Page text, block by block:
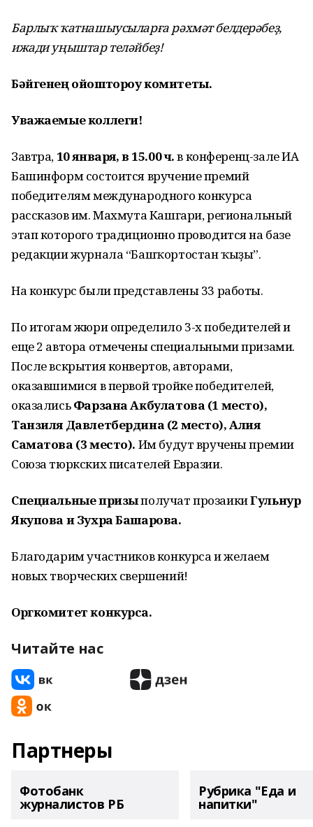
Барлыҡ ҡатнашыусыларға рәхмәт белдерәбеҙ,
ижади уңыштар теләйбеҙ!
Бәйгенең ойоштороу комитеты.
Уважаемые коллеги!
Завтра, 10 января, в 15.00 ч.в конференц-зале ИА
Башинформ состоится вручение премий
победителям международного конкурса
рассказов им. Махмута Кашгари, региональный
этап которого традиционно проводится на базе
редакции журнала “Башҡортостан ҡыҙы”.
На конкурс были представлены 33 работы.
По итогам жюри определило 3-х победителей и
еще 2 автора отмечены специальными призами.
После вскрытия конвертов, авторами,
оказавшимися в первой тройке победителей,
оказалисьФарзана Акбулатова (1 место),
Танзиля Давлетбердина (2 место), Алия
Саматова (3 место). Им будут вручены премии
Союза тюркских писателей Евразии.
Специальные призыполучат прозаикиГульнур
Якупова и Зухра Башарова.
Благодарим участников конкурса и желаем
новых творческих свершений!
Оргкомитет конкурса.
Читайте нас
Партнеры
Фотобанк
журналистов РБ
Рубрика "Еда и
напитки"